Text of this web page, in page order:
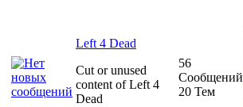
Left 4 Dead
Cut or unused
content of Left 4
Dead
56
Сообщений
20 Тем